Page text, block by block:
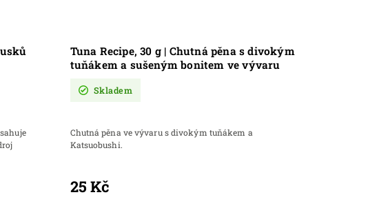
Tuna Recipe, 30 g | Chutná pěna s divokým
tuňákem a sušeným bonitem ve vývaru
Skladem
25 Kč
Chutná pěna ve vývaru s divokým tuňákem a
Katsuobushi.